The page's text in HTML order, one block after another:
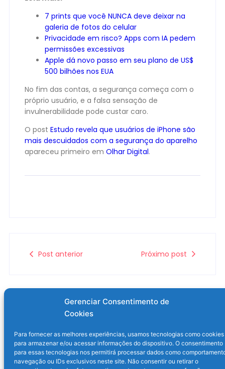
Gerenciar Consentimento de
Cookies
Para fornecer as melhores experiências, usamos tecnologias como cookies
para armazenar e/ou acessar informações do dispositivo. O consentimento
para essas tecnologias nos permitirá processar dados como
navegação ou IDs exclusivos neste site. Não consentir ou retirar o
7 prints que você NUNCA deve deixar na
galeria de fotos do celular
Privacidade em risco? Apps com IA pedem
permissões excessivas
Apple dá novo passo em seu plano de US$
500 bilhões nos EUA
No fim das contas, a segurança começa com o
próprio usuário, e a falsa sensação de
invulnerabilidade pode custar caro.
O post Estudo revela que usuários de iPhone são
mais descuidados com a segurança do aparelho
apareceu primeiro em Olhar Digital.
Post anterior Próximo post